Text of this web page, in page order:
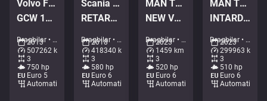
Volvo FH16 750 6x4
GCW 100 TON / RETARDER / GLOBE XL / BIG AXEL / ADR
Dragbilar • M550-7967
2013
507262 km
3
750 hp
Euro 5
Automatisk
Scania S 580 6x2
RETARDER / DOUBLE BOGIE
Dragbilar • M196-1521
2018
418340 km
3
580 hp
Euro 6
Automatisk
MAN TGX 28.520 6x2
NEW VEHICLE ! / GX CAB / INTARDER / DOUBLE BOGIE
Dragbilar • M521-6765
2023
1459 km
3
520 hp
Euro 6
Automatisk
MAN TGX 28.510 6x2
INTARDER / DOUBLE BOGIE
Dragbilar • M548-3568
2023
299963 km
3
510 hp
Euro 6
Automatisk